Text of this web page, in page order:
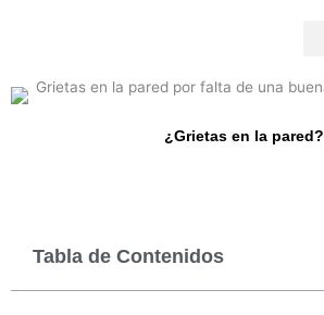
¿Grietas en la pared?
Tabla de Contenidos